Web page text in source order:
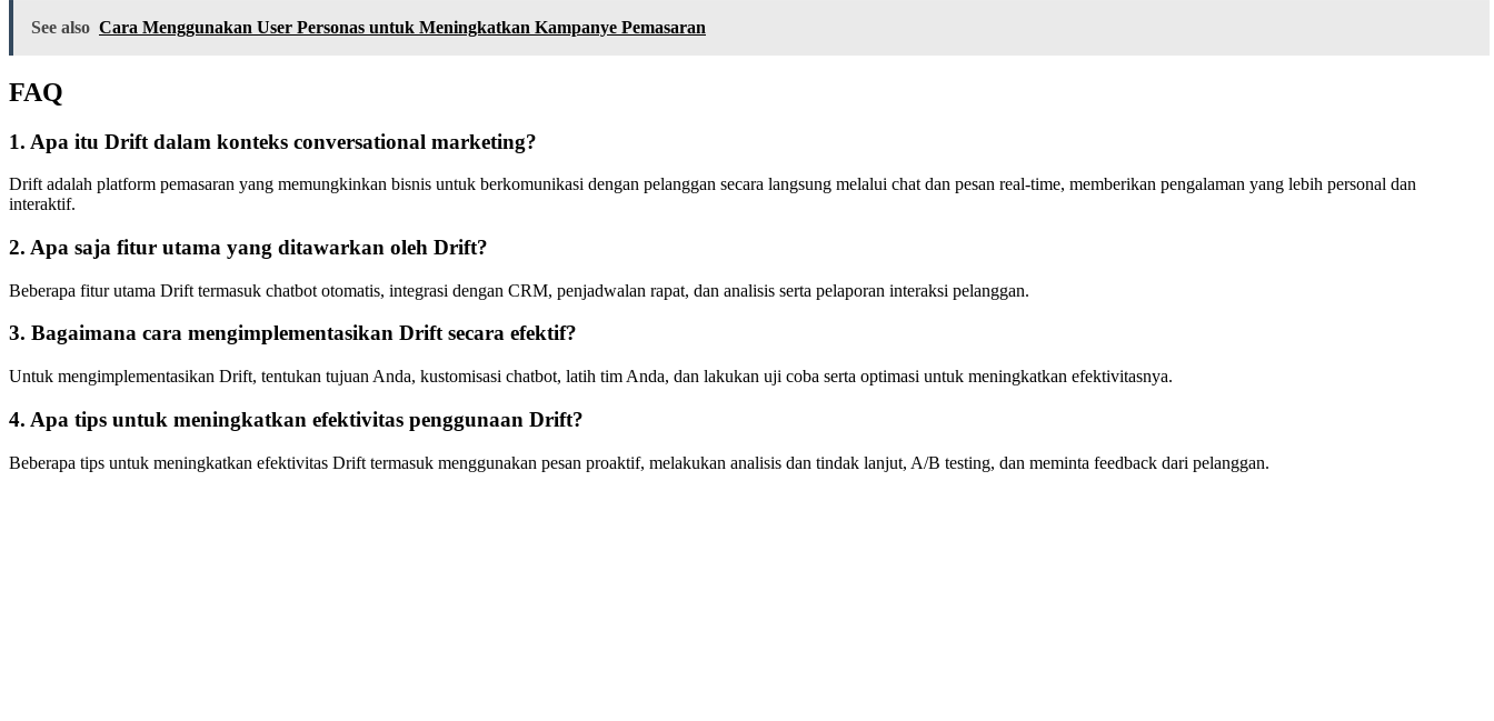
See also Cara Menggunakan User Personas untuk Meningkatkan Kampanye Pemasaran
FAQ
1. Apa itu Drift dalam konteks conversational marketing?
Drift adalah platform pemasaran yang memungkinkan bisnis untuk berkomunikasi dengan pelanggan secara langsung melalui chat dan pesan real-time, memberikan pengalaman yang lebih personal dan
interaktif.
2. Apa saja fitur utama yang ditawarkan oleh Drift?
Beberapa fitur utama Drift termasuk chatbot otomatis, integrasi dengan CRM, penjadwalan rapat, dan analisis serta pelaporan interaksi pelanggan.
3. Bagaimana cara mengimplementasikan Drift secara efektif?
Untuk mengimplementasikan Drift, tentukan tujuan Anda, kustomisasi chatbot, latih tim Anda, dan lakukan uji coba serta optimasi untuk meningkatkan efektivitasnya.
4. Apa tips untuk meningkatkan efektivitas penggunaan Drift?
Beberapa tips untuk meningkatkan efektivitas Drift termasuk menggunakan pesan proaktif, melakukan analisis dan tindak lanjut, A/B testing, dan meminta feedback dari pelanggan.